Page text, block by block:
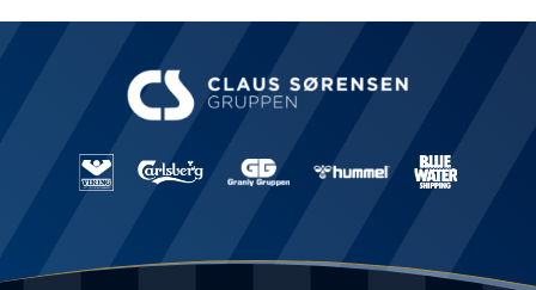
Job i EfB
Presse